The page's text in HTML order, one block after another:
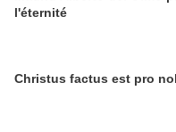
l'éternité
Christus factus est pro